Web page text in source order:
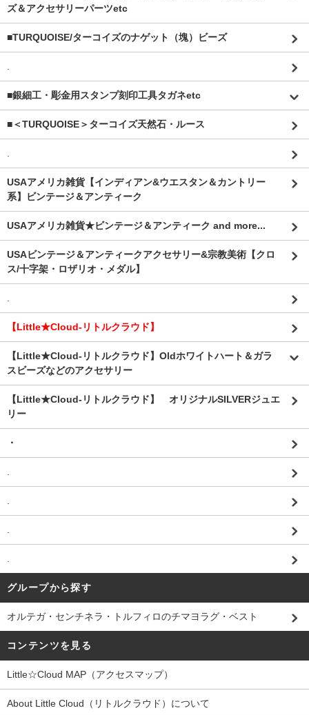
ズ＆アクセサリーパーツetc
■TURQUOISE/ターコイズのナゲット（塊）ビーズ
■銀細工・彫金用スタンプ刻印工具タガネetc
■＜TURQUOISE＞ターコイズ天然石・ルース
USAアメリカ雑貨【インディアン&ウエスタン＆カントリー
系】ビンテージ＆アンティーク
USAアメリカ雑貨★ビンテージ＆アンティーク and more...
USAビンテージ＆アンティークアクセサリー&宗教美術【クロ
ス/十字架・ロザリオ・メダル】
【Little★Cloud-リトルクラウド】
【Little★Cloud-リトルクラウド】Oldホワイトハート＆ガラ
スビーズなどのアクセサリー
【Little★Cloud-リトルクラウド】 オリジナルSILVERジュエ
リー
・
グループから探す
オルテガ・センチネラ・トルフィロのチマヨラグ・ベスト
コンテンツを見る
Little☆Cloud MAP（アクセスマップ）
About Little Cloud（リトルクラウド）について